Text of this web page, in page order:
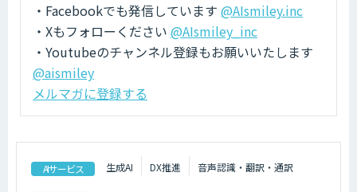
・Facebookでも発信しています @AIsmiley.inc
・Xもフォローください @AIsmiley_inc
・Youtubeのチャンネル登録もお願いいたします
@aismiley
メルマガに登録する
AIサービス 生成AI DX推進 音声認識・翻訳・通訳